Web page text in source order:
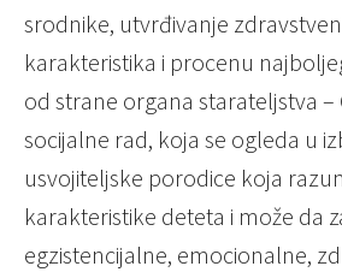
srodnike, utvrđivanje
karakteristika i procenu
od strane organa starateljstva –
socijalne rad, koja se ogleda u
usvojiteljske porodice koja
karakteristike deteta i može da
egzistencijalne, emocionalne,